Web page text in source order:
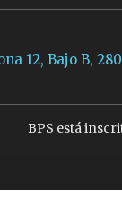
12, Bajo B,
BPS está